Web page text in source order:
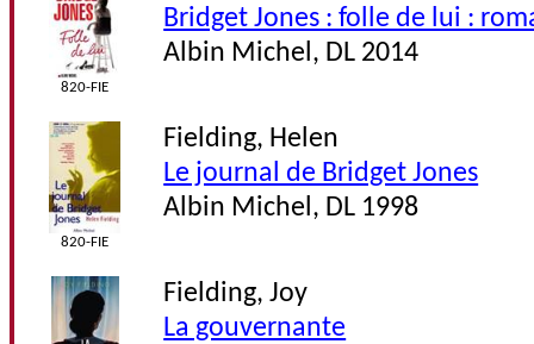
820-FIE
Bridget Jones : folle de lui :
Albin Michel, DL 2014
820-FIE
Fielding, Helen
Le journal de Bridget Jones
Albin Michel, DL 1998
Fielding, Joy
La gouvernante